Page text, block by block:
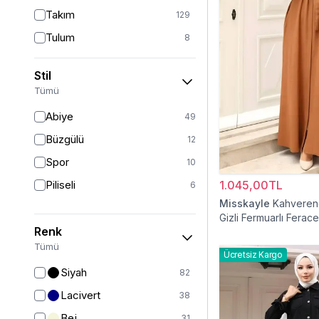
Takım 129
Tulum 8
Pantolon 151
Etek 19
Ferace 126
Kap & Pardesü
Trençkot
Hırka
Stil
Tümü
Abiye 49
Büzgülü 12
Spor 10
Piliseli 6
Renk
Tümü
Siyah 82
Lacivert 38
1.045,00TL
Misskayle
Gizli Fermuarlı Ferace
Ücretsiz Kargo